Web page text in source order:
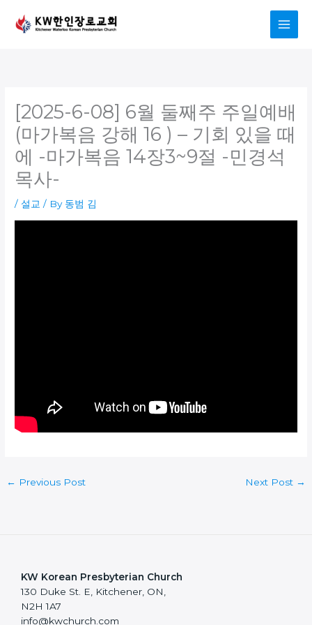
content
[2025-6-08] 6월 둘째주 주일예배
(마가복음 강해 16 ) – 기회 있을 때
에 -마가복음 14장3~9절 -민경석
목사-
/설교 / By 동범 김
← Previous Post Next Post →
KW Korean Presbyterian Church
130 Duke St. E, Kitchener, ON,
N2H 1A7
info@kwchurch.com